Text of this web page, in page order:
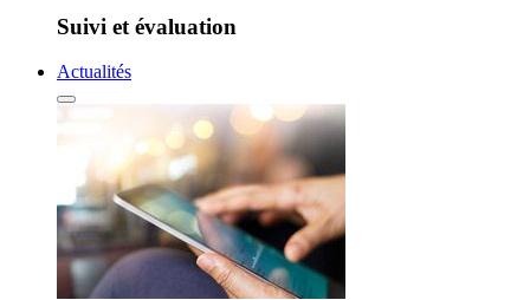
Suivi et évaluation
Actualités